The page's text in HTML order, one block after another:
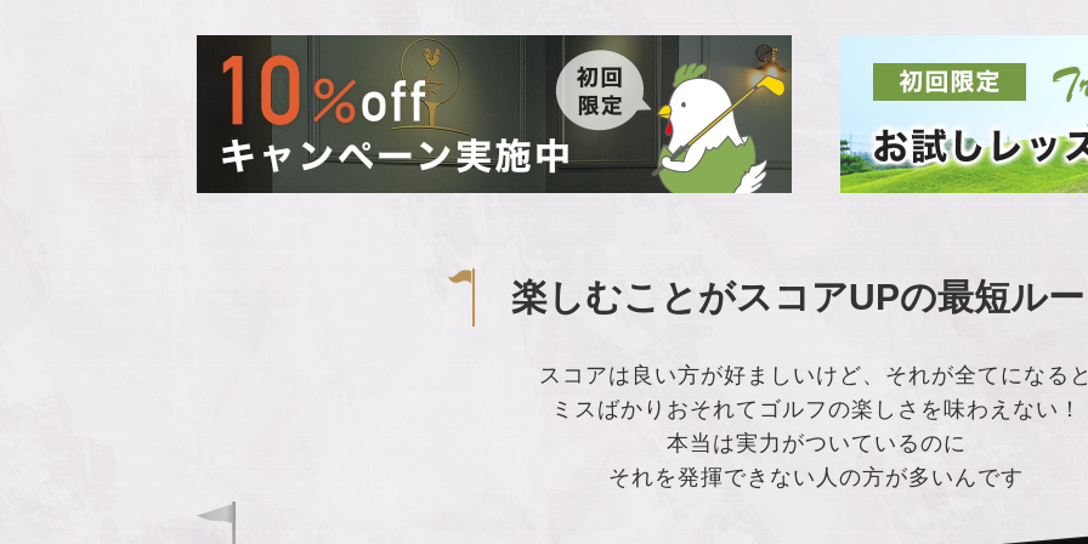
楽しむことがスコアUPの最短ル
スコアは良い方が好ましいけど、それが全てになる
ミスばかりおそれてゴルフの楽しさを味わえない！
本当は実力がついているのに
それを発揮できない人の方が多いんです